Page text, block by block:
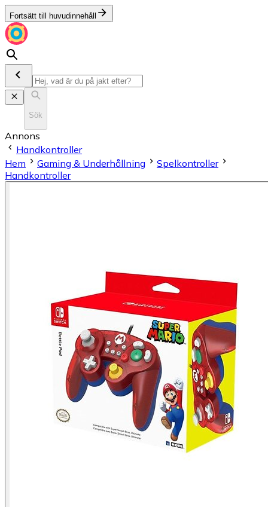
Fortsätt till huvudinnehåll
Sök
Annons
Handkontroller
Hem
Gaming & Underhållning
Spelkontroller
Handkontroller